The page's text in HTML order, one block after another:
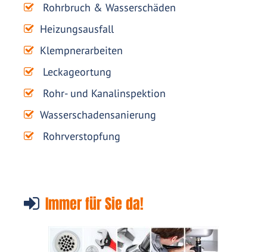
Rohrbruch & Wasserschäden
Heizungsausfall
Klempnerarbeiten
Leckageortung
Rohr- und Kanalinspektion
Wasserschadensanierung
Rohrverstopfung
Immer für Sie da!